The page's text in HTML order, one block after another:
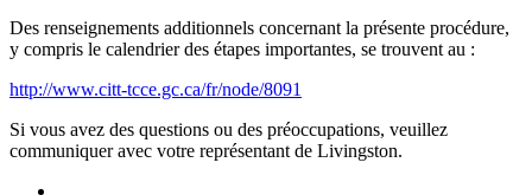
Des renseignements additionnels concernant la présente procédure,
y compris le calendrier des étapes importantes, se trouvent au :
http://www.citt-tcce.gc.ca/fr/node/8091
Si vous avez des questions ou des préoccupations, veuillez
communiquer avec votre représentant de Livingston.